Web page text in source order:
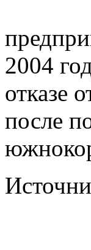
2004
отказе
после